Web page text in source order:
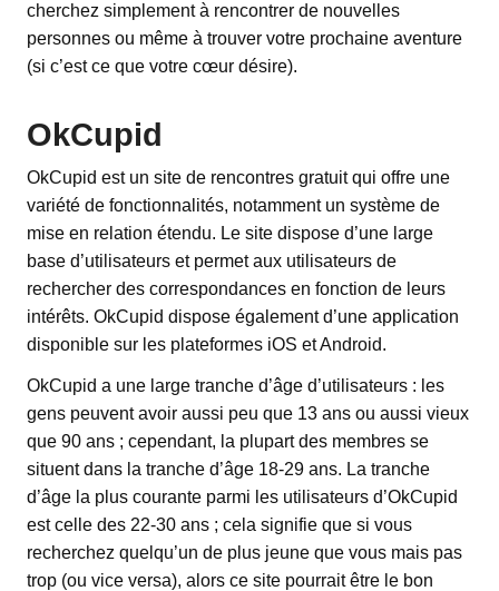
cherchez simplement à rencontrer de nouvelles
personnes ou même à trouver votre prochaine aventure
(si c’est ce que votre cœur désire).
OkCupid
OkCupid est un site de rencontres gratuit qui offre une
variété de fonctionnalités, notamment un système de
mise en relation étendu. Le site dispose d’une large
base d’utilisateurs et permet aux utilisateurs de
rechercher des correspondances en fonction de leurs
intérêts. OkCupid dispose également d’une application
disponible sur les plateformes iOS et Android.
OkCupid a une large tranche d’âge d’utilisateurs : les
gens peuvent avoir aussi peu que 13 ans ou aussi vieux
que 90 ans ; cependant, la plupart des membres se
situent dans la tranche d’âge 18-29 ans. La tranche
d’âge la plus courante parmi les utilisateurs d’OkCupid
est celle des 22-30 ans ; cela signifie que si vous
recherchez quelqu’un de plus jeune que vous mais pas
trop (ou vice versa), alors ce site pourrait être le bon